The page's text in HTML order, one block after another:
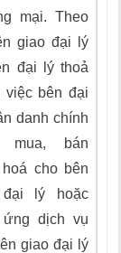
mại. Theo
giao đại lý
đại lý thoả
việc bên đại
danh chính
mua, bán
hoá cho bên
lý hoặc
ứng dịch vụ
giao đại lý